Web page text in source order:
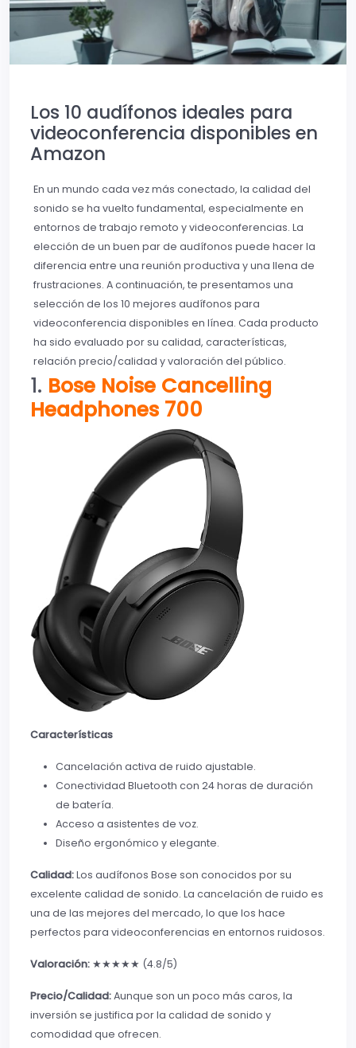
Los 10 audífonos ideales para
videoconferencia disponibles en
Amazon
En un mundo cada vez más conectado, la calidad del
sonido se ha vuelto fundamental, especialmente en
entornos de trabajo remoto y videoconferencias. La
elección de un buen par de audífonos puede hacer la
diferencia entre una reunión productiva y una llena de
frustraciones. A continuación, te presentamos una
selección de los 10 mejores audífonos para
videoconferencia disponibles en línea. Cada producto
ha sido evaluado por su calidad, características,
relación precio/calidad y valoración del público.
1. Bose Noise Cancelling
Headphones 700
Características
Cancelación activa de ruido ajustable.
Conectividad Bluetooth con 24 horas de duración
de batería.
Acceso a asistentes de voz.
Diseño ergonómico y elegante.
Calidad:Los audífonos Bose son conocidos por su
excelente calidad de sonido. La cancelación de ruido es
una de las mejores del mercado, lo que los hace
perfectos para videoconferencias en entornos ruidosos.
Valoración: ★★★★★ (4.8/5)
Precio/Calidad:Aunque son un poco más caros, la
inversión se justifica por la calidad de sonido y
comodidad que ofrecen.